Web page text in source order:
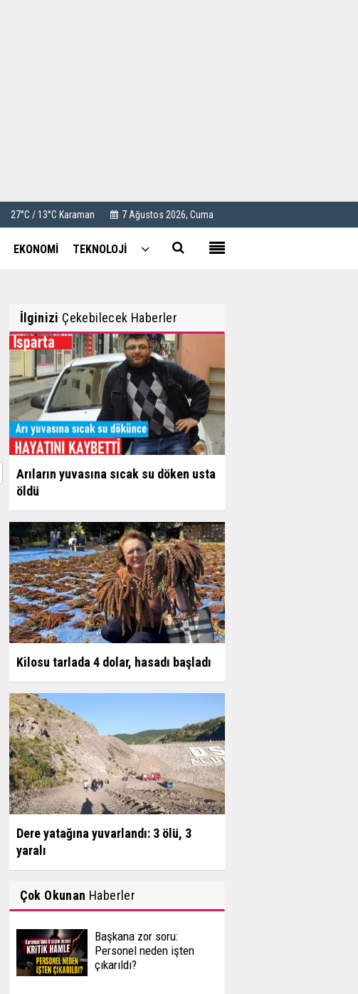
27°C / 13°C Karaman 7 Ağustos 2026, Cuma
EKONOMİ TEKNOLOJİ
İlginizi Çekebilecek Haberler
Arıların yuvasına sıcak su döken usta
öldü
Kilosu tarlada 4 dolar, hasadı başladı
Dere yatağına yuvarlandı: 3 ölü, 3
yaralı
Çok Okunan Haberler
Başkana zor soru:
Personel neden işten
çıkarıldı?